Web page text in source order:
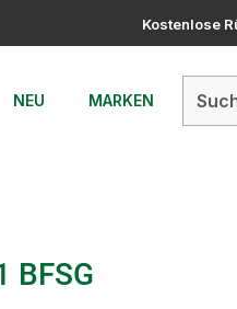
Kostenlose
NEU MARKEN
BFSG